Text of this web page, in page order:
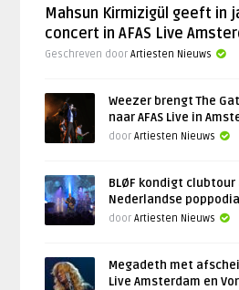
Mahsun Kirmizigül geeft in
concert in AFAS Live
Geschreven doorArtiesten Nieuws
Weezer brengt The
naar AFAS Live in
doorArtiesten Nieuws
BLØF kondigt
Nederlandse
doorArtiesten Nieuws
Megadeth met
Live Amsterdam en